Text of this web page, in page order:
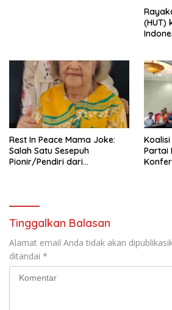
(HUT)
Tema:
KBI
Rest In Peace Mama Joke:
Salah Satu Sesepuh
Pionir/Pendiri dari
Kasih Allah.
Partai
Tinggalkan Balasan
Alamat email Anda tidak akan
ditandai *